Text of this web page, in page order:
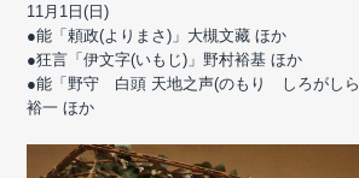
11月1日(日)
●能「頼政(よりまさ)」大槻文藏 ほか
●狂言「伊文字(いもじ)」野村裕基 ほか
●能「野守 白頭 天地之声(のもり しろがしら
裕一 ほか